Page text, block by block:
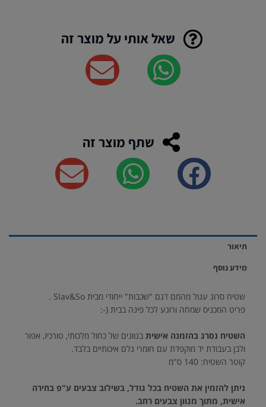
שאל אותי על מוצר זה
שתף מוצר זה
תיאור
מידע נוסף
שטיח סרוג עגול מהמם דגם "שכבות" ייחודי מבית Slav&So .
פריט המכניס שמחה ורוגע לכל פינה בבית (-:
השטיח נסרג בהזמנה אישית בגוונים של כחול מלכותי, טורכיז, אפור
ולבן בעבודת יד מוקפדת עם חומרי גלם איכותיים בלבד.
קוטר השטיח: 140 ס"מ
ניתן להזמין את השטיח בכל גודל, בשילוב צבעים ע"פ בחירה
אישית, מתוך מגוון צבעים רחב.